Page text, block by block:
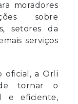
moradores
sobre
setores da
serviços
oficial, a Orli
tornar o
e eficiente,